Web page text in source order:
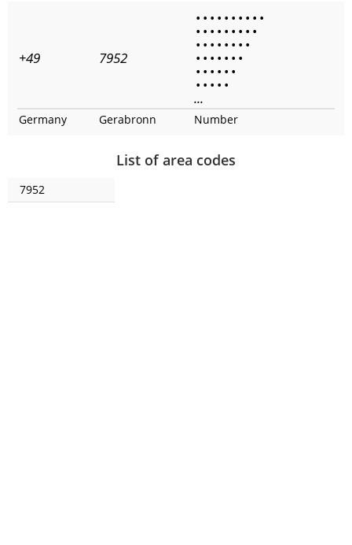
+49 7952
• • • • • • • • • •
• • • • • • • • •
• • • • • • • •
• • • • • • •
• • • • • •
• • • • •
...
Germany Gerabronn Number
List of area codes
7952